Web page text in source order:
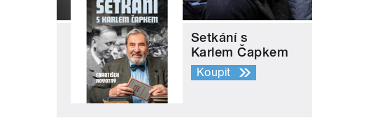
Setkání s
Karlem Čapkem
Koupit